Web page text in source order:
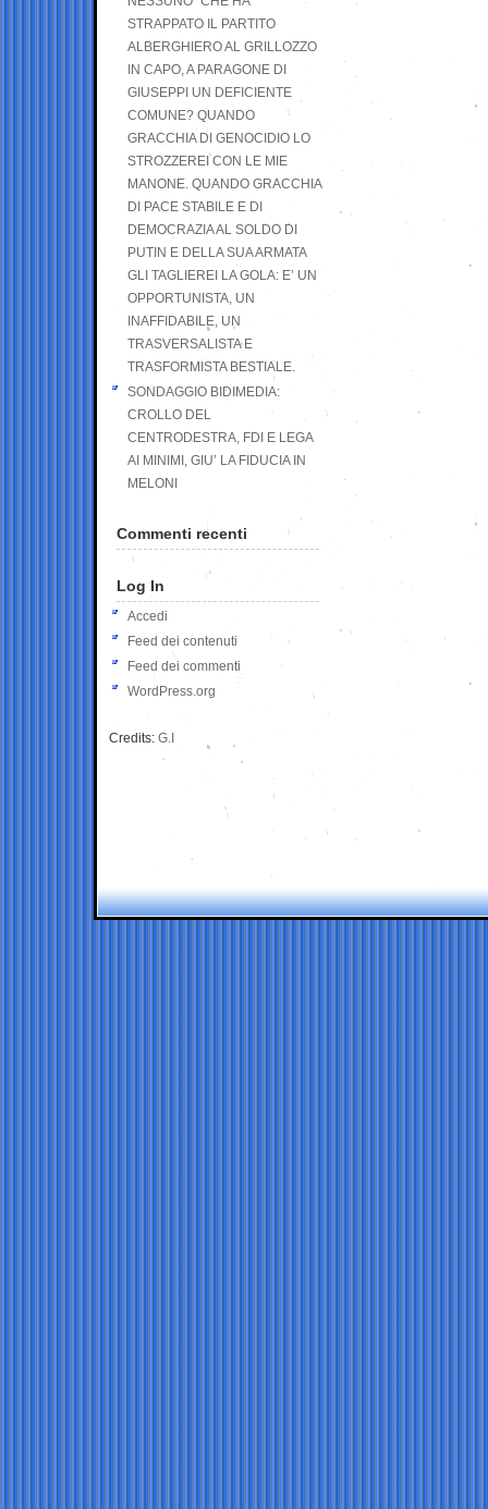
STRAPPATO IL PARTITO
ALBERGHIERO AL GRILLOZZO
IN CAPO, A PARAGONE DI
GIUSEPPI UN DEFICIENTE
COMUNE? QUANDO
GRACCHIA DI GENOCIDIO LO
STROZZEREI CON LE MIE
MANONE. QUANDO GRACCHIA
DI PACE STABILE E DI
DEMOCRAZIA AL SOLDO DI
PUTIN E DELLA SUA ARMATA
GLI TAGLIEREI LA GOLA: E’ UN
OPPORTUNISTA, UN
INAFFIDABILE, UN
TRASVERSALISTA E
TRASFORMISTA BESTIALE.
SONDAGGIO BIDIMEDIA:
CROLLO DEL
CENTRODESTRA, FDI E LEGA
AI MINIMI, GIU’ LA FIDUCIA IN
MELONI
Commenti recenti
Log In
Accedi
Feed dei contenuti
Feed dei commenti
WordPress.org
Credits: G.I